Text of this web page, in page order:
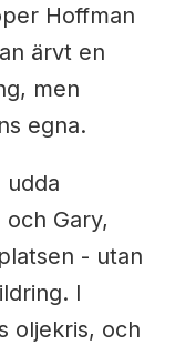
Hoffman
ärvt en
men
egna.
udda
Gary,
- utan
I
oljekris, och